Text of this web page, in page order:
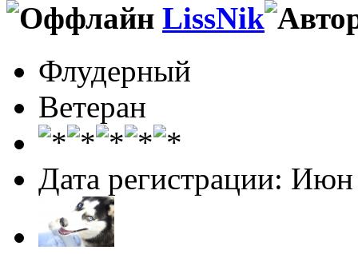
LissNik
Флудерный
Ветеран
Дата регистрации: